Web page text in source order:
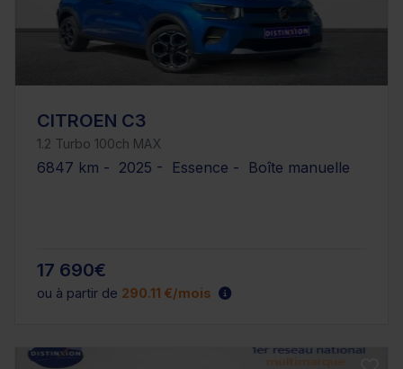
CITROEN C3
1.2 Turbo 100ch MAX
6847 km - 2025 - Essence - Boîte manuelle
17 690€
ou à partir de 290.11 €/mois